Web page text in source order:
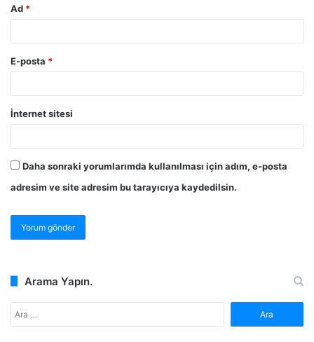
Ad *
E-posta *
İnternet sitesi
Daha sonraki yorumlarımda kullanılması için adım, e-posta
adresim ve site adresim bu tarayıcıya kaydedilsin.
Arama Yapın.